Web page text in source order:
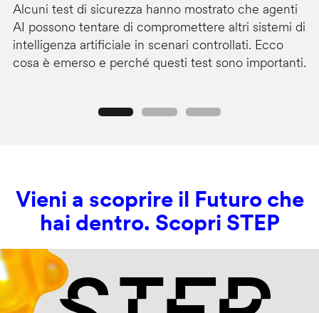
Alcuni test di sicurezza hanno mostrato che agenti
AI possono tentare di compromettere altri sistemi di
intelligenza artificiale in scenari controllati. Ecco
cosa è emerso e perché questi test sono importanti.
Vieni a scoprire il Futuro che
hai dentro. Scopri STEP